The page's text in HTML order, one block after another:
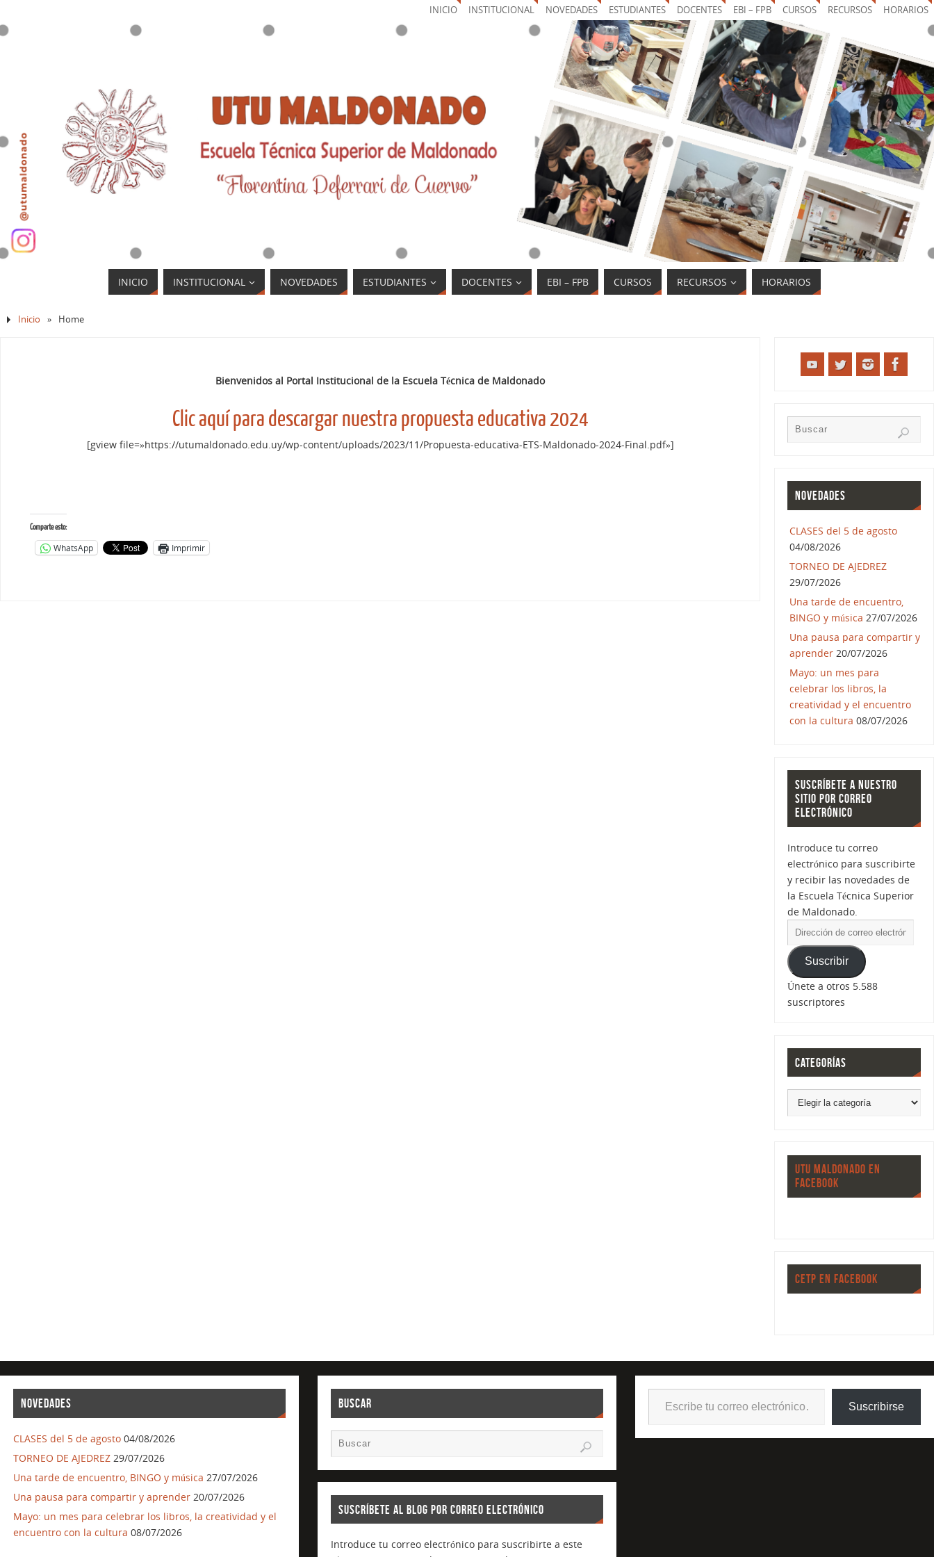
INICIO INSTITUCIONAL NOVEDADES ESTUDIANTES DOCENTES EBI – FPB CURSOS RECURSOS HORARIOS
INICIO INSTITUCIONAL NOVEDADES ESTUDIANTES DOCENTES EBI – FPB CURSOS RECURSOS HORARIOS
Inicio » Home
Bienvenidos al Portal Institucional de la Escuela Técnica de Maldonado
Clic aquí para descargar nuestra propuesta educativa 2024
[gview file=»https://utumaldonado.edu.uy/wp-content/uploads/2023/11/Propuesta-educativa-ETS-Maldonado-2024-Final.pdf»]
Comparte esto:
WhatsApp Imprimir
NOVEDADES
CLASES del 5 de agosto
04/08/2026
TORNEO DE AJEDREZ
29/07/2026
Una tarde de encuentro,
BINGO y música 27/07/2026
Una pausa para compartir y
aprender 20/07/2026
Mayo: un mes para
celebrar los libros, la
creatividad y el encuentro
con la cultura 08/07/2026
SUSCRÍBETE A NUESTRO
SITIO POR CORREO
ELECTRÓNICO
Introduce tu correo
electrónico para suscribirte
y recibir las novedades de
la Escuela Técnica Superior
de Maldonado.
Suscribir
Únete a otros 5.588
suscriptores
CATEGORÍAS
UTU MALDONADO EN
FACEBOOK
CETP EN FACEBOOK
NOVEDADES
CLASES del 5 de agosto 04/08/2026
TORNEO DE AJEDREZ 29/07/2026
Una tarde de encuentro, BINGO y música 27/07/2026
Una pausa para compartir y aprender 20/07/2026
Mayo: un mes para celebrar los libros, la creatividad y el
encuentro con la cultura 08/07/2026
BUSCAR
SUSCRÍBETE AL BLOG POR CORREO ELECTRÓNICO
Introduce tu correo electrónico para suscribirte a este
Suscribirse